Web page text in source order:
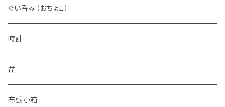
ショットグラス
小皿
ぐい呑み（おちょこ）
時計
盆
布張小箱